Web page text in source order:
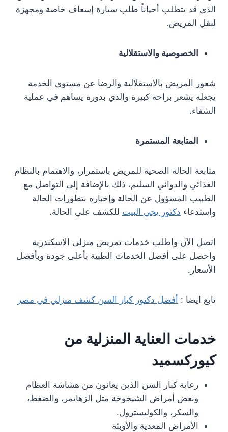
الذي قد يتطلب أحياناً طلب سيارة إسعاف خاصة ومجهزة
لنقل المريض.
الخصوصية والاستقلالية
شعور المريض بالاستقلالية والرضا عن مستوى الخدمة
يجعله يشعر براحة كبيرة والذي بدوره يساهم في عملية
الشفاء.
المتابعة المستمرة
متابعة الحالة الصحية للمريض باستمرار، والاهتمام بالنظام
الغذائي والدوائي السليم، ذلك بالإضافة إلى التواصل مع
الطبيب المسؤول عن الحالة وإخباره بتطورات الحالة
واستدعاء دكتور يجي البيت للكشف علي الحالة.
اتصل الآن واطلب خدمات تمريض منزلى الاسكندرية
واحصل على أفضل الخدمات الطبية بأعلى جودة وبأفضل
الأسعار.
تابع ايضا : أفضل دكتور كبار السن كشف منزلي في مصر
خدمات العناية المنزلية من
كيوركسميد
رعاية كبار السن الذين يعانون من هشاشة العظام
وبعض أمراض الشيخوخة مثل الزهايمر، والضغط،
والسكر، والكوليسترول.
الأمراض المعدية والأوبئة